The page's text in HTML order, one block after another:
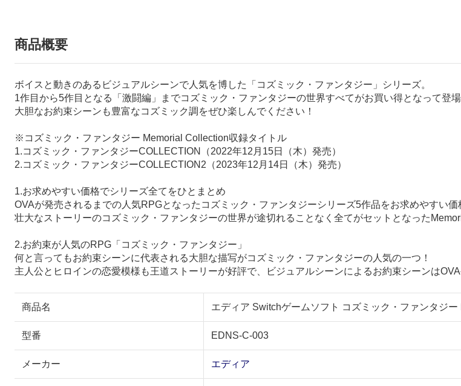
商品概要
ボイスと動きのあるビジュアルシーンで人気を博した「コズミック・ファンタジー」シリーズ。
1作目から5作目となる「激闘編」までコズミック・ファンタジーの世界すべてがお買い得となって登場
大胆なお約束シーンも豊富なコズミック調をぜひ楽しんでください！
※コズミック・ファンタジー Memorial Collection収録タイトル
1.コズミック・ファンタジーCOLLECTION（2022年12月15日（木）発売）
2.コズミック・ファンタジーCOLLECTION2（2023年12月14日（木）発売）
1.お求めやすい価格でシリーズ全てをひとまとめ
OVAが発売されるまでの人気RPGとなったコズミック・ファンタジーシリーズ5作品をお求めやすい価
壮大なストーリーのコズミック・ファンタジーの世界が途切れることなく全てがセットとなった
2.お約束が人気のRPG「コズミック・ファンタジー」
何と言ってもお約束シーンに代表される大胆な描写がコズミック・ファンタジーの人気の一つ！
主人公とヒロインの恋愛模様も王道ストーリーが好評で、ビジュアルシーンによるお約束シーンは
商品名 エディア Switchゲームソフト コズミック・ファンタジ
型番 EDNS-C-003
メーカー エディア